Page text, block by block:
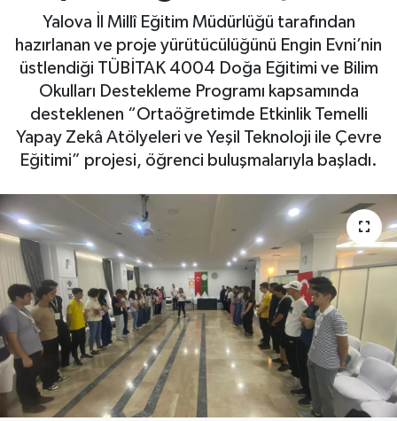
Yalova İl Millî Eğitim Müdürlüğü tarafından
hazırlanan ve proje yürütücülüğünü Engin Evni’nin
üstlendiği TÜBİTAK 4004 Doğa Eğitimi ve Bilim
Okulları Destekleme Programı kapsamında
desteklenen “Ortaöğretimde Etkinlik Temelli
Yapay Zekâ Atölyeleri ve Yeşil Teknoloji ile Çevre
Eğitimi” projesi, öğrenci buluşmalarıyla başladı.
Yaşam